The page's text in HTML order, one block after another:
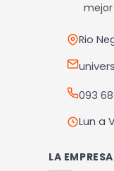
Rio
093
Lun a
LA EMPRESA